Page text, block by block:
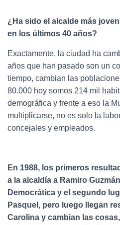
¿Ha sido el alcalde más
en los últimos 40 años?
Exactamente, la ciudad ha
años que han pasado son un
tiempo, cambian las
80.000 hoy somos 214 mil
demográfica y frente a eso la
multiplicarse, no es solo la
concejales y empleados.
En 1988, los primeros
a la alcaldía a Ramiro
Democrática y el segundo
Pasquel, pero luego llegan
Carolina y cambian las